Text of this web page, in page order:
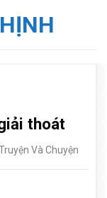
thoát
Và Chuyện